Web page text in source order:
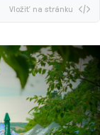
Vložiť na stránku